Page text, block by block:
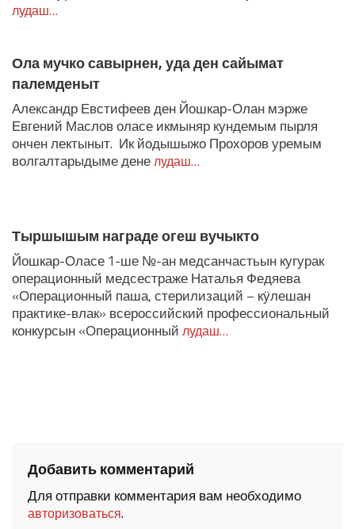
лудаш…
Ола мучко савырнен, уда ден сайымат
палемденыт
Александр Евстифеев ден Йошкар-Олан мэрже
Евгений Маслов оласе икмыняр кундемым пырля
ончен лектыныт. Ик йодышыжо Прохоров уремым
волгалтарыдыме денелудаш…
Тыршышым награде огеш вучыкто
Йошкар-Оласе 1-ше №-ан медсанчастьын кугурак
операционный медсестраже Наталья Федяева
«Операционный паша, стерилизаций – кӱлешан
практике-влак» всероссийский профессиональный
конкурсын «Операционный лудаш…
Добавить комментарий
Для отправки комментария вам необходимо
авторизоваться.